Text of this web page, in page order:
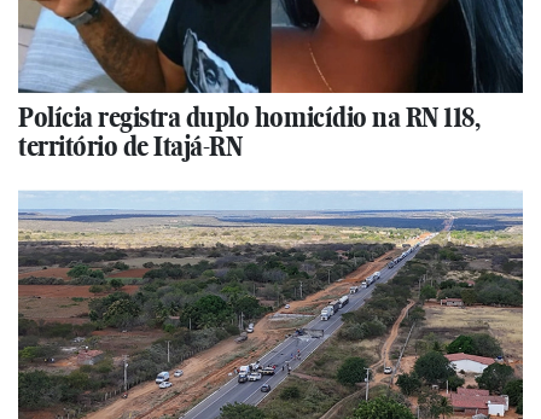
Polícia registra duplo homicídio na RN 118,
território de Itajá-RN